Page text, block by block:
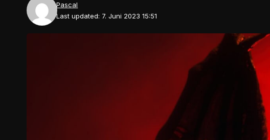
Last updated: 7. Juni 2023 15:51
Pascal